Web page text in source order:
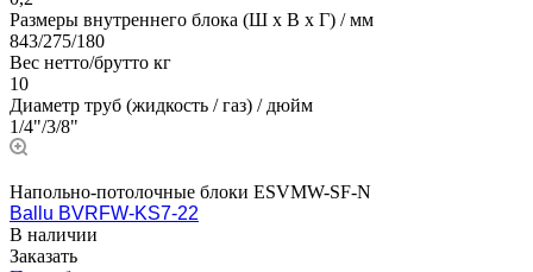
Размеры внутреннего блока (Ш х В х Г) / мм
843/275/180
Вес нетто/брутто кг
10
Диаметр труб (жидкость / газ) / дюйм
1/4"/3/8"
Напольно-потолочные блоки ESVMW-SF-N
Ballu BVRFW-KS7-22
В наличии
Заказать